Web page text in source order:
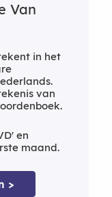
Van
in het
van
en
maand.
>